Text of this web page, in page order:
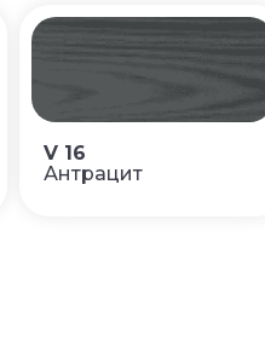
V 16
Антрацит